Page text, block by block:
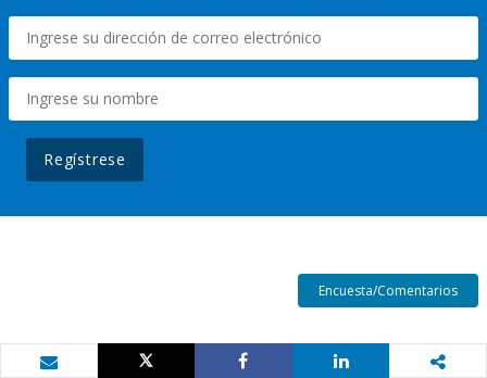
Regístrese
Encuesta/Comentarios